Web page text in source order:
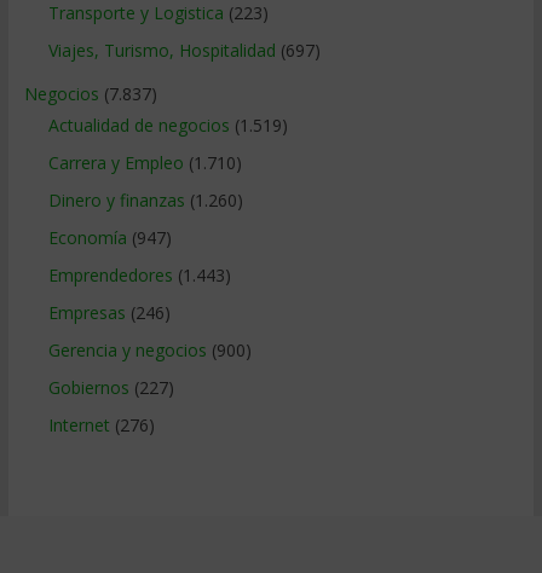
Transporte y Logistica (223)
Viajes, Turismo, Hospitalidad (697)
Negocios (7.837)
Actualidad de negocios (1.519)
Carrera y Empleo (1.710)
Dinero y finanzas (1.260)
Economía (947)
Emprendedores (1.443)
Empresas (246)
Gerencia y negocios (900)
Gobiernos (227)
Internet (276)